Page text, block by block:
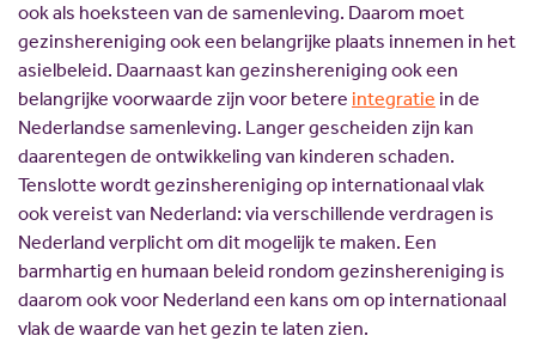
ook als hoeksteen van de samenleving. Daarom moet
gezinshereniging ook een belangrijke plaats innemen in het
asielbeleid. Daarnaast kan gezinshereniging ook een
belangrijke voorwaarde zijn voor betere integratie in de
Nederlandse samenleving. Langer gescheiden zijn kan
daarentegen de ontwikkeling van kinderen schaden.
Tenslotte wordt gezinshereniging op internationaal vlak
ook vereist van Nederland: via verschillende verdragen is
Nederland verplicht om dit mogelijk te maken. Een
barmhartig en humaan beleid rondom gezinshereniging is
daarom ook voor Nederland een kans om op internationaal
vlak de waarde van het gezin te laten zien.